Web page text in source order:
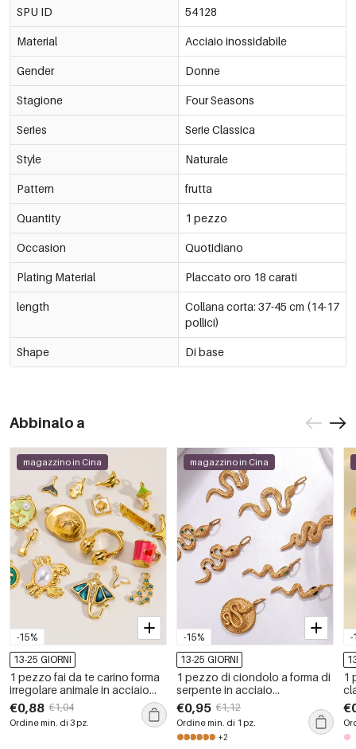
SPU ID 54128
Material Acciaio inossidabile
Gender Donne
Stagione Four Seasons
Series Serie Classica
Style Naturale
Pattern frutta
Quantity 1 pezzo
Occasion Quotidiano
Plating Material Placcato oro 18 carati
length
Collana corta: 37-45 cm (14-17
pollici)
Shape Di base
Abbinalo a
-15%
magazzino in Cina
13-25 GIORNI
1 pezzo fai da te carino forma
irregolare animale in acciaio
inossidabile impermeabile
ciondolo da donna
€0,88 €1,04
Ordine min. di 3 pz.
-15%
magazzino in Cina
13-25 GIORNI
1 pezzo di ciondolo a forma di
serpente in acciaio
inossidabile impermeabile
color oro
€0,95 €1,12
Ordine min. di 1 pz.
+2
-
1